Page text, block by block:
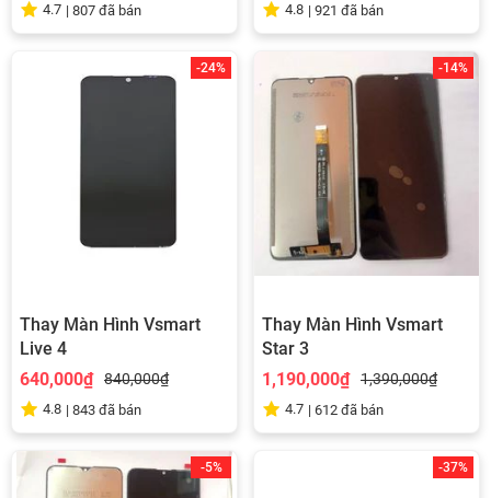
4.7 | 807 đã bán 4.8 | 921 đã bán
-24%
Thay Màn Hình Vsmart
Live 4
640,000₫
840,000₫
4.8 | 843 đã bán
-14%
Thay Màn Hình Vsmart
Star 3
1,190,000₫
1,390,000₫
4.7 | 612 đã bán
-5% -37%